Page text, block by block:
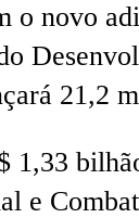
o novo
21,2
1,33
e